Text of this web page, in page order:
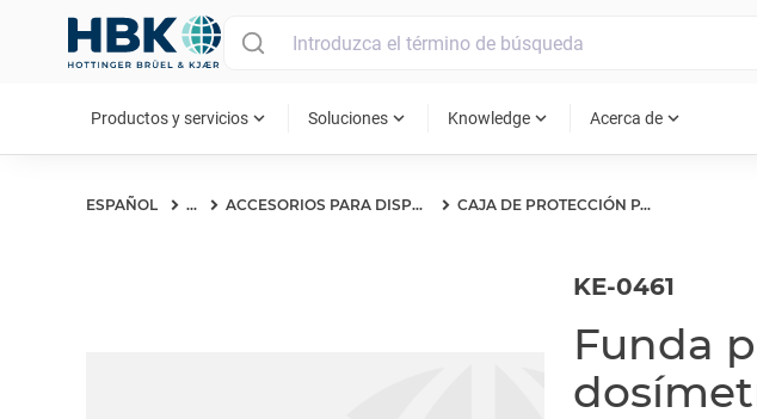
Productos y servicios expand_more Soluciones expand_more Knowledge expand_more Acerca de expand_more
ESPAÑOL ... ACCESORIOS PARA DISPOSITIVOS DE MANO S&V CAJA DE PROTECCIÓN PARA EXTERIORES
KE-0461
Funda